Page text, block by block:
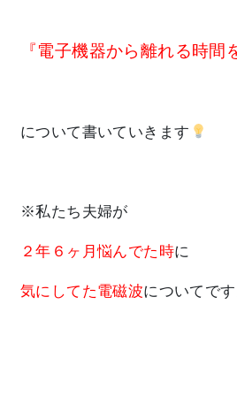
『電子機器から離れる時間
について書いていきます
※私たち夫婦が
２年６ヶ月悩んでた時に
気にしてた電磁波についてです